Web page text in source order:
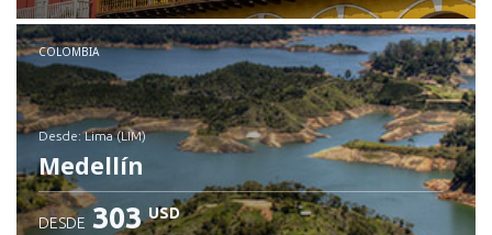
COLOMBIA
desde: Lima (LIM)
Medellín
DESDE 303 USD